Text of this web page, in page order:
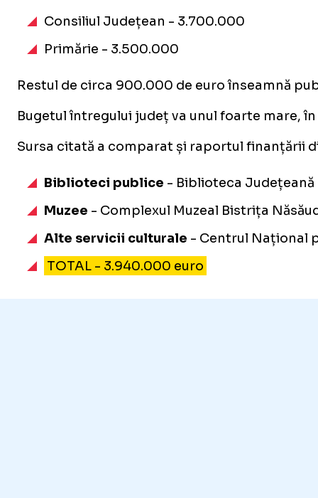
Consiliul Județean - 3.700.000
Primărie - 3.500.000
Restul de circa 900.000 de euro înseamnă
Bugetul întregului județ va unul foarte mare,
Sursa citată a comparat și raportul finanțării
Biblioteci publice - Biblioteca
Muzee - Complexul Muzeal Bistrița
Alte servicii culturale - Centrul Național
TOTAL - 3.940.000 euro